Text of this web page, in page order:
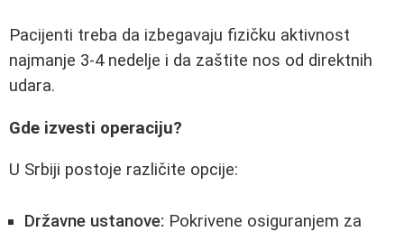
Pacijenti treba da izbegavaju fizičku aktivnost
najmanje 3-4 nedelje i da zaštite nos od direktnih
udara.
Gde izvesti operaciju?
U Srbiji postoje različite opcije:
Državne ustanove: Pokrivene osiguranjem za